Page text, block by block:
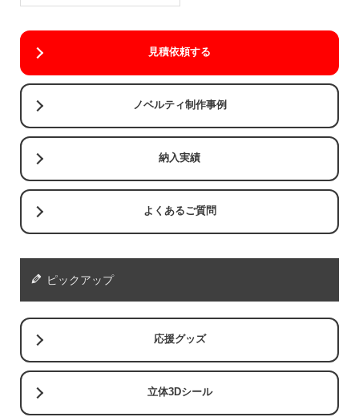
見積依頼する
ノベルティ制作事例
納入実績
よくあるご質問
ピックアップ
応援グッズ
立体3Dシール